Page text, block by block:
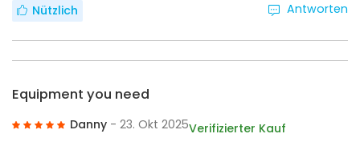
Nützlich Antworten
Equipment you need
Danny - 23. Okt 2025Verifizierter Kauf